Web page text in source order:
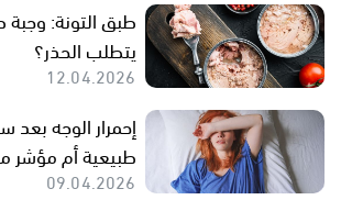
طبق التونة: وجبة
يتطلب الحذر؟
12.04.2026
طبيعية أم مؤشر
09.04.2026